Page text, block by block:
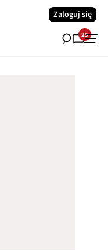
Zaloguj się
25